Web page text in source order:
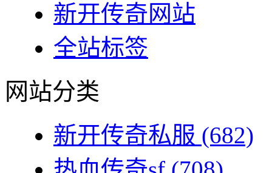
新开传奇网站
全站标签
网站分类
新开传奇私服 (682)